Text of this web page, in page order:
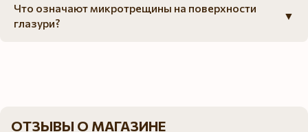
Что означают микротрещины на поверхности
глазури?
▼
ОТЗЫВЫ О МАГАЗИНЕ